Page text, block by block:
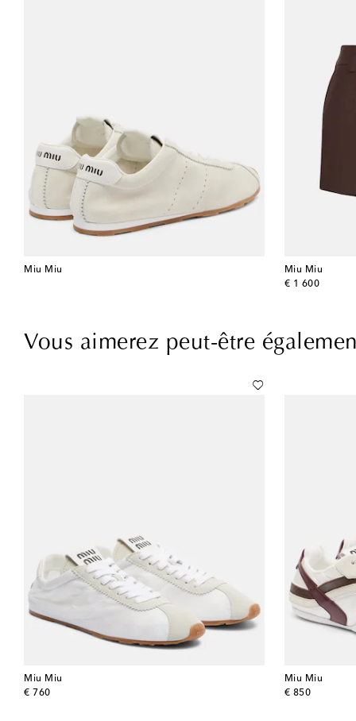
Miu Miu
Miu Miu
€ 1 600
original price
Vous aimerez peut-être
Miu Miu
€ 760
original price
Miu Miu
€ 850
original price